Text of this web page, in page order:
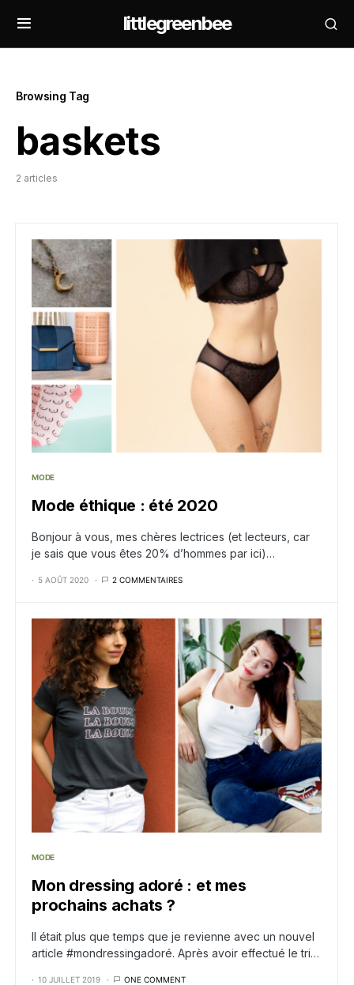
littlegreenbee
Browsing Tag
baskets
2 articles
MODE
Mode éthique : été 2020
Bonjour à vous, mes chères lectrices (et lecteurs, car
je sais que vous êtes 20% d’hommes par ici)…
5 AOÛT 2020 2 COMMENTAIRES
MODE
Mon dressing adoré : et mes
prochains achats ?
Il était plus que temps que je revienne avec un nouvel
article #mondressingadoré. Après avoir effectué le tri…
10 JUILLET 2019 ONE COMMENT